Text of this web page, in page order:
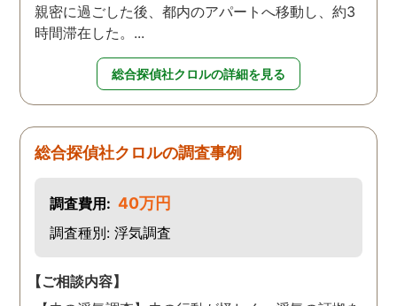
親密に過ごした後、都内のアパートへ移動し、約3
時間滞在した。...
総合探偵社クロルの詳細を見る
総合探偵社クロルの調査事例
調査費用: 40万円
調査種別: 浮気調査
【ご相談内容】